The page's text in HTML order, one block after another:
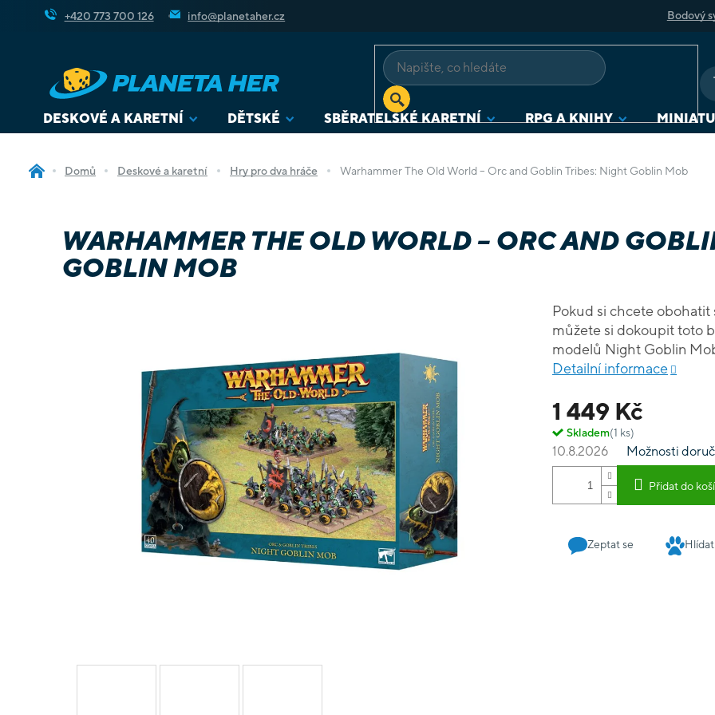
+420 773 700 126 info@planetaher.cz Bodový
DESKOVÉ A KARETNÍ DĚTSKÉ SBĚRATELSKÉ KARETNÍ RPG A KNIHY
Domů Deskové a karetní Hry pro dva hráče Warhammer The Old World – Orc and Goblin Tribes: Night Goblin Mob
WARHAMMER THE OLD WORLD – ORC AND
GOBLIN MOB
1 449 Kč
Skladem(1 ks)
10.8.2026 Možnosti
Přidat do
Pokud si chcete
můžete si dokoupit toto
modelů Night Goblin
Detailní informace
Zeptat se Hlídat